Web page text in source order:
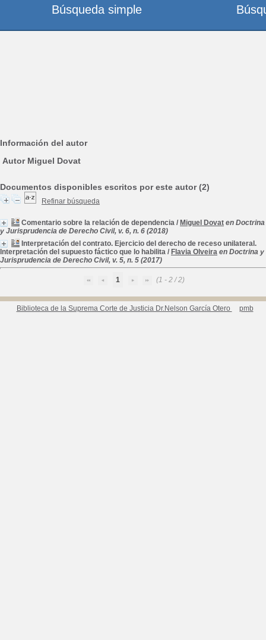
Información del autor
Autor Miguel Dovat
Documentos disponibles escritos por este autor (2)
Refinar búsqueda
Comentario sobre la relación de dependencia / Miguel Dovat en Doctrina
y Jurisprudencia de Derecho Civil, v. 6, n. 6 (2018)
Interpretación del contrato. Ejercicio del derecho de receso unilateral.
Interpretación del supuesto fáctico que lo habilita / Flavia Olveira en Doctrina y
Jurisprudencia de Derecho Civil, v. 5, n. 5 (2017)
1 (1 - 2 / 2)
Biblioteca de la Suprema Corte de Justicia Dr.Nelson García Otero pmb
Búsqueda simple